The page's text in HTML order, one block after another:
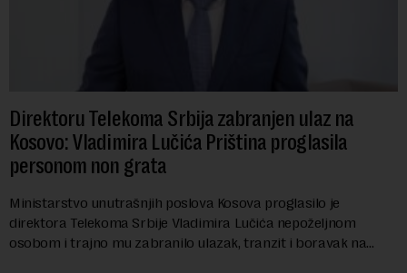
Direktoru Telekoma Srbija zabranjen ulaz na
Kosovo: Vladimira Lučića Priština proglasila
personom non grata
Ministarstvo unutrašnjih poslova Kosova proglasilo je
direktora Telekoma Srbije Vladimira Lučića nepoželjnom
osobom i trajno mu zabranilo ulazak, tranzit i boravak na